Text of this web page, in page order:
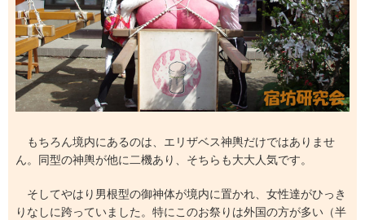
もちろん境内にあるのは、エリザベス神輿だけではありませ
ん。同型の神輿が他に二機あり、そちらも大大人気です。
そしてやはり男根型の御神体が境内に置かれ、女性達がひっき
りなしに跨っていました。特にこのお祭りは外国の方が多い（半